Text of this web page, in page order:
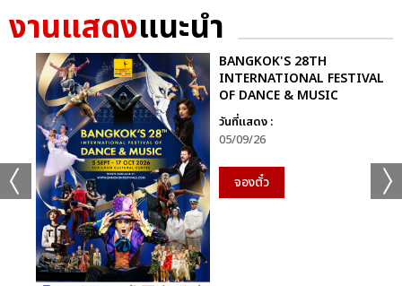
งานแสดงแนะนำ
BANGKOK'S 28TH
INTERNATIONAL FESTIVAL
OF DANCE & MUSIC
วันที่แสดง :
05/09/26
จองตั๋ว